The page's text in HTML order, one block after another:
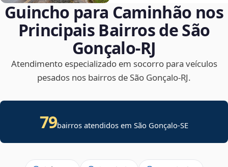
Guincho para Caminhão nos
Principais Bairros de São
Gonçalo‑RJ
Atendimento especializado em socorro para veículos
pesados nos bairros de São Gonçalo‑RJ.
79bairros atendidos emSão Gonçalo-SE